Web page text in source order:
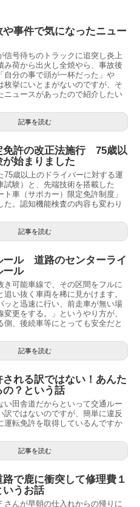
事件で気になったニュー
信号待ちのトラックに追突し炎上
み荷から出火し全焼やら、事故後
自分の事で頭が一杯だった」や
枚挙にいとまがないのですが、そ
ニュースがあったので紹介したい
記事を読む
免許の改正法施行 75歳以
始まりました
75歳以上のドライバーに対する運
試験）と、先端技術を搭載した
ト車（サポカー）限定免許制度」
た。認知機能検査の内容も変わり
記事を読む
ール 道路のセンターライ
ール
き可能車線で、その区間をフルに
い抜く車両を稀に見かけます。
ッと迅速に行い、前走車が無い場
更をする。」というやり方が、
側、後続車等にとっても安全だと
記事を読む
される訳ではない！あんた
？という話
い田舎道だからといって交通ルー
訳ではないのですが、簡単に違反
運転免許を取得しているんですか
記事を読む
路で鹿に衝突して修理費１
いうお話
さんが早朝の仕入れからの帰りに